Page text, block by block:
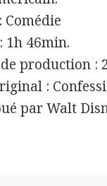
Comédie
1h 46min.
production :
:
par Walt